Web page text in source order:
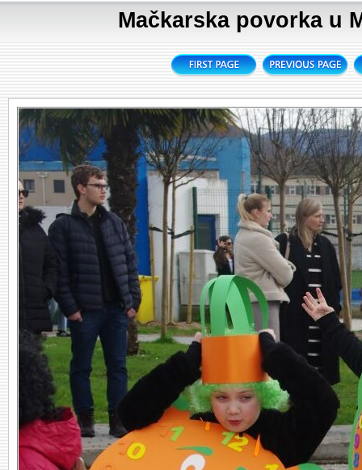
Mačkarska povorka u